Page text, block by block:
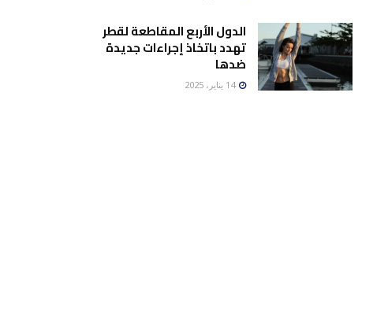
الدول الأربع المقاطعة لقطر
تهدد باتخاذ إجراءات جديدة
ضدها
14 يناير، 2025